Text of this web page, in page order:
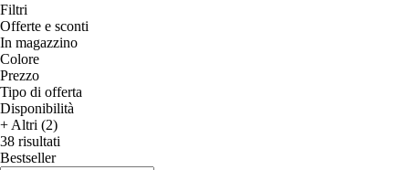
Filtri
Offerte e sconti
In magazzino
Colore
Prezzo
Tipo di offerta
Disponibilità
+ Altri (2)
38 risultati
Bestseller